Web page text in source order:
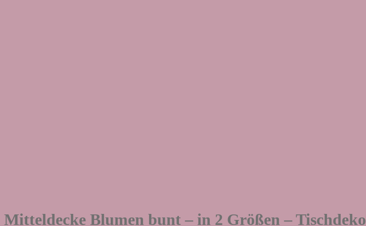
Mitteldecke Blumen bunt – in 2 Größen – Tischdeko